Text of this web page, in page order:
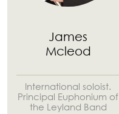
James
Mcleod
International soloist.
Principal Euphonium of
the Leyland Band